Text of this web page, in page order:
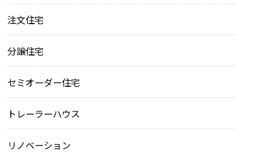
注文住宅
分譲住宅
セミオーダー住宅
トレーラーハウス
リノベーション